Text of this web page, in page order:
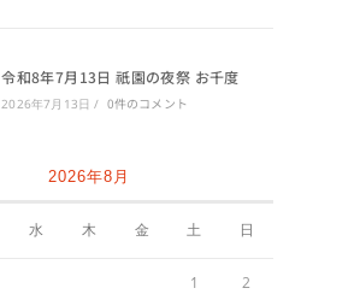
令和8年7月13日 祇園の夜祭 お千度
2026年7月13日 / 0件のコメント
2026年8月
水 木 金 土 日
1 2